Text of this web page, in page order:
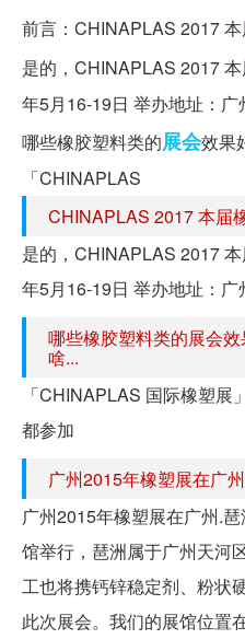
前言：CHINAPLAS 2017 本
是的，CHINAPLAS 2017
年5月16-19日 举办地址：广
哪些橡胶塑料类的展会效果
「CHINAPLAS
CHINAPLAS 2017 本届
是的，CHINAPLAS 2017
年5月16-19日 举办地址：广
哪些橡胶塑料类的展会
啥...
「CHINAPLAS 国际橡塑
都参加
广州2015年橡塑展在广
广州2015年橡塑展在广州.
馆举行，琶洲属于广州天河
工也将携钙锌稳定剂、粉状
此次展会。我们的展馆位置